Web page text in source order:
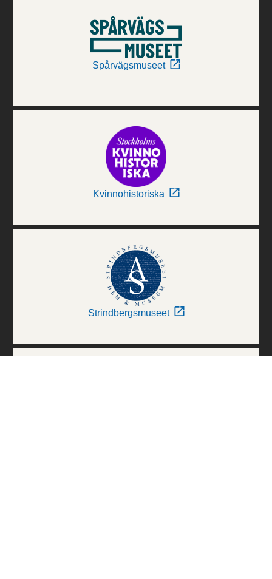
Spårvägsmuseet
Kvinnohistoriska
Strindbergsmuseet